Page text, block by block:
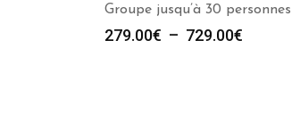
Groupe jusqu’à 30 personnes
279.00€ – 729.00€